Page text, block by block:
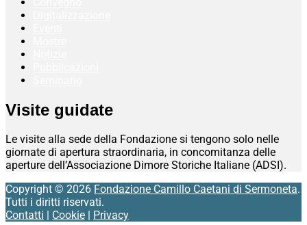
Visite guidate
Le visite alla sede della Fondazione si tengono solo nelle
giornate di apertura straordinaria, in concomitanza delle
aperture dell’Associazione Dimore Storiche Italiane (ADSI).
Copyright © 2026 Fondazione Camillo Caetani di Sermoneta.
Tutti i diritti riservati.
Contatti
Cookie
Privacy